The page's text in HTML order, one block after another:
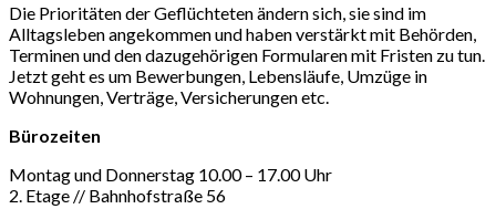
Die Prioritäten der Geflüchteten ändern sich, sie sind im
Alltagsleben angekommen und haben verstärkt mit Behörden,
Terminen und den dazugehörigen Formularen mit Fristen zu tun.
Jetzt geht es um Bewerbungen, Lebensläufe, Umzüge in
Wohnungen, Verträge, Versicherungen etc.
Bürozeiten
Montag und Donnerstag 10.00 – 17.00 Uhr
2. Etage // Bahnhofstraße 56